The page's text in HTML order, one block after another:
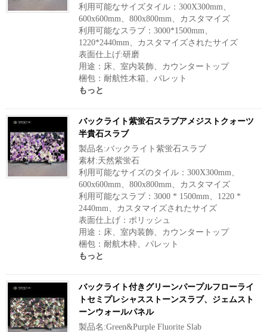
利用可能なサイズタイル：300X300mm、
600x600mm、800x800mm、カスタマイズ
利用可能なスラブ：3000*1500mm、
1220*2440mm、カスタマイズされたサイズ
表面仕上げ:研磨
用途：床、室内装飾、カウンタートップ
梱包：耐航性木箱、パレット
もっと
バックライト紫蛍石スラブアメジストクォーツ
半貴石スラブ
製品名:バックライト紫蛍石スラブ
素材:天然紫蛍石
利用可能なサイズのタイル：300X300mm、
600x600mm、800x800mm、カスタマイズ
利用可能なスラブ：3000 * 1500mm、1220 *
2440mm、カスタマイズされたサイズ
表面仕上げ：ポリッシュ
用途：床、室内装飾、カウンタートップ
梱包：耐航木枠、パレット
もっと
バックライト付きグリーンパープルフローライ
トセミプレシャスストーンスラブ、ジェムスト
ーンウォールパネル
製品名:Green&Purple Fluorite Slab